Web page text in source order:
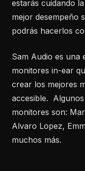
estarás cuidando
mejor desempeño
podrás hacerlos
Sam Audio es una
monitores in-ear
crear los mejores
accesible.
monitores son:
Alvaro Lopez,
muchos más.